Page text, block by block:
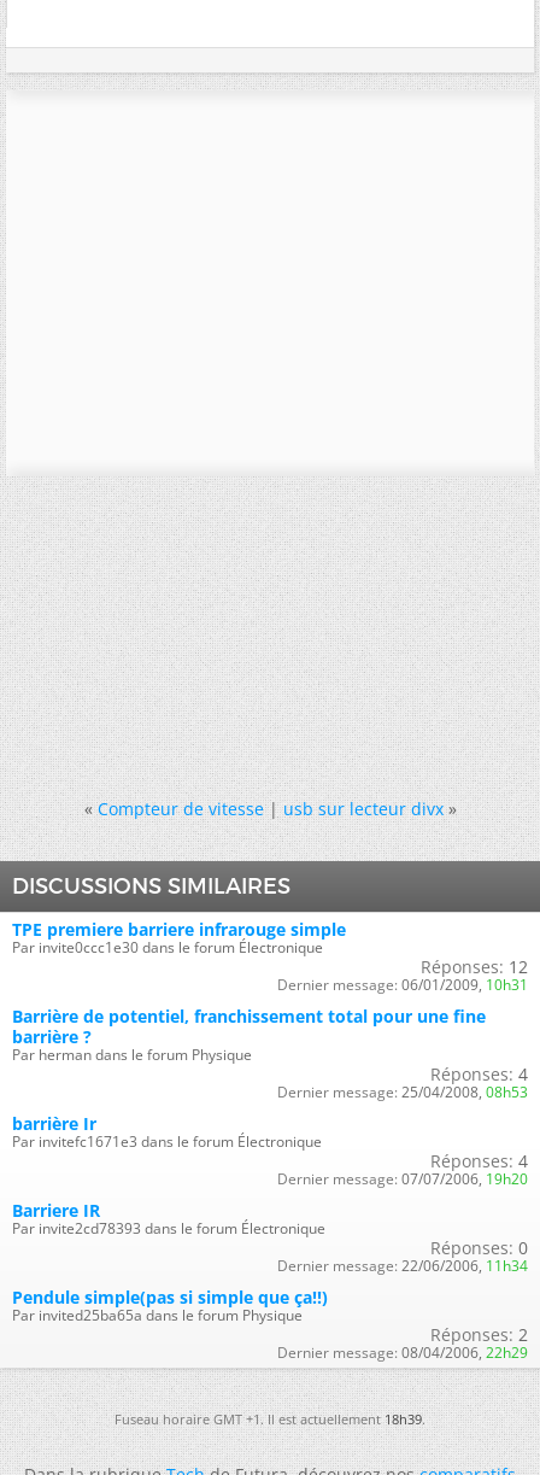
« Compteur de vitesse|usb sur lecteur divx »
DISCUSSIONS SIMILAIRES
TPE premiere barriere infrarouge simple
Par invite0ccc1e30 dans le forum Électronique
Réponses: 12
Dernier message: 06/01/2009, 10h31
Barrière de potentiel, franchissement total pour une fine
barrière ?
Par herman dans le forum Physique
Réponses: 4
Dernier message: 25/04/2008, 08h53
barrière Ir
Par invitefc1671e3 dans le forum Électronique
Réponses: 4
Dernier message: 07/07/2006, 19h20
Barriere IR
Par invite2cd78393 dans le forum Électronique
Réponses: 0
Dernier message: 22/06/2006, 11h34
Pendule simple(pas si simple que ça!!)
Par invited25ba65a dans le forum Physique
Réponses: 2
Dernier message: 08/04/2006, 22h29
Fuseau horaire GMT +1. Il est actuellement18h39.